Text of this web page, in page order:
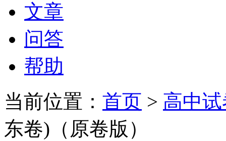
文章
问答
帮助
当前位置： 首页 > 高中
东卷)（原卷版）